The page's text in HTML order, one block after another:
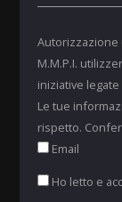
Autorizzazione
M.M.P.I.
iniziative
Le tue
rispetto.
Email
Ho letto e